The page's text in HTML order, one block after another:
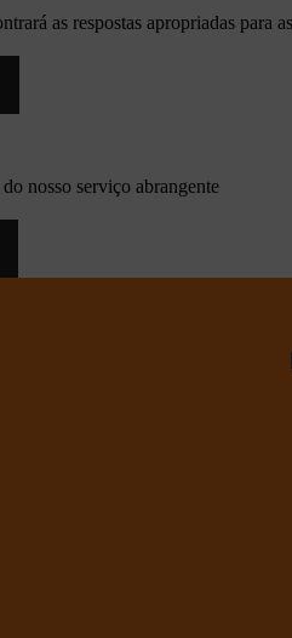
as respostas apropriadas para
nosso serviço abrangente